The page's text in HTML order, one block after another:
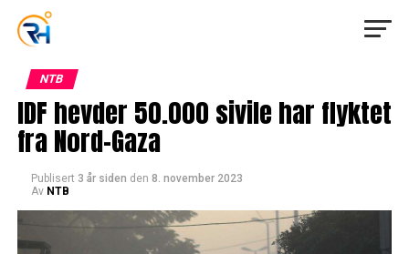
NTB
IDF hevder 50.000 sivile har flyktet
fra Nord-Gaza
Publisert 3 år siden den 8. november 2023
Av NTB